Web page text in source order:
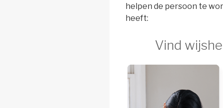
helpen de persoon te
heeft:
Vind